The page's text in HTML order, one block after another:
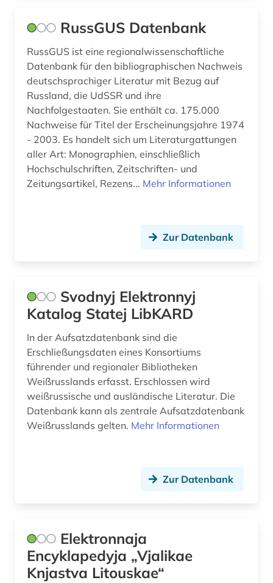
RussGUS Datenbank
RussGUS ist eine regionalwissenschaftliche
Datenbank für den bibliographischen Nachweis
deutschsprachiger Literatur mit Bezug auf
Russland, die UdSSR und ihre
Nachfolgestaaten. Sie enthält ca. 175.000
Nachweise für Titel der Erscheinungsjahre 1974
- 2003. Es handelt sich um Literaturgattungen
aller Art: Monographien, einschließlich
Hochschulschriften, Zeitschriften- und
Zeitungsartikel, Rezens... Mehr Informationen
Zur Datenbank
Svodnyj Elektronnyj
Katalog Statej LibKARD
In der Aufsatzdatenbank sind die
Erschließungsdaten eines Konsortiums
führender und regionaler Bibliotheken
Weißrusslands erfasst. Erschlossen wird
weißrussische und ausländische Literatur. Die
Datenbank kann als zentrale Aufsatzdatenbank
Weißrusslands gelten. Mehr Informationen
Zur Datenbank
Elektronnaja
Encyklapedyja „Vjalikae
Knjastva Litouskae“